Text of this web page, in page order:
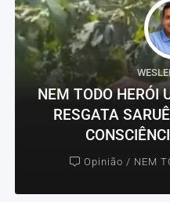
NEM TODO HERÓI
RESGATA
Opinião / NEM